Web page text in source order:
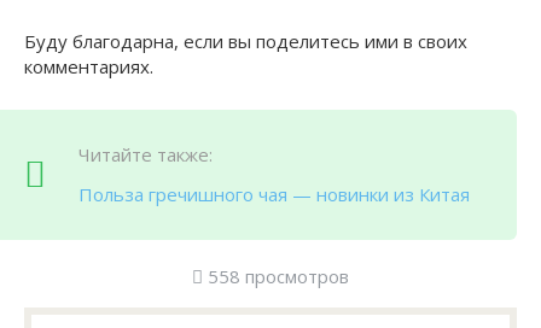
Буду благодарна, если вы поделитесь ими в своих
комментариях.
Читайте также:
Польза гречишного чая — новинки из Китая
558 просмотров